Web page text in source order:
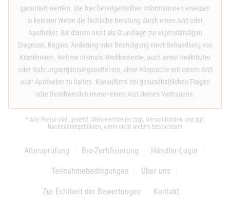
garantiert werden. Die hier bereitgestellten Informationen ersetzen
in keinster Weise die fachliche Beratung durch einen Arzt oder
Apotheker. Sie dienen nicht als Grundlage zur eigenständigen
Diagnose, Beginn, Änderung oder Beendigung einer Behandlung von
Krankheiten. Nehme niemals Medikamente, auch keine Heilkräuter
oder Nahrungsergänzungsmittel ein, ohne Absprache mit einem Arzt
oder Apotheker zu halten. Konsultiere bei gesundheitlichen Fragen
oder Beschwerden immer einen Arzt Deines Vertrauens.
* Alle Preise inkl. gesetzl. Mehrwertsteuer zzgl. Versandkosten und ggf.
Nachnahmegebühren, wenn nicht anders beschrieben
Altersprüfung Bio-Zertifizierung Händler-Login
Teilnahmebedingungen Über uns
Zur Echtheit der Bewertungen Kontakt